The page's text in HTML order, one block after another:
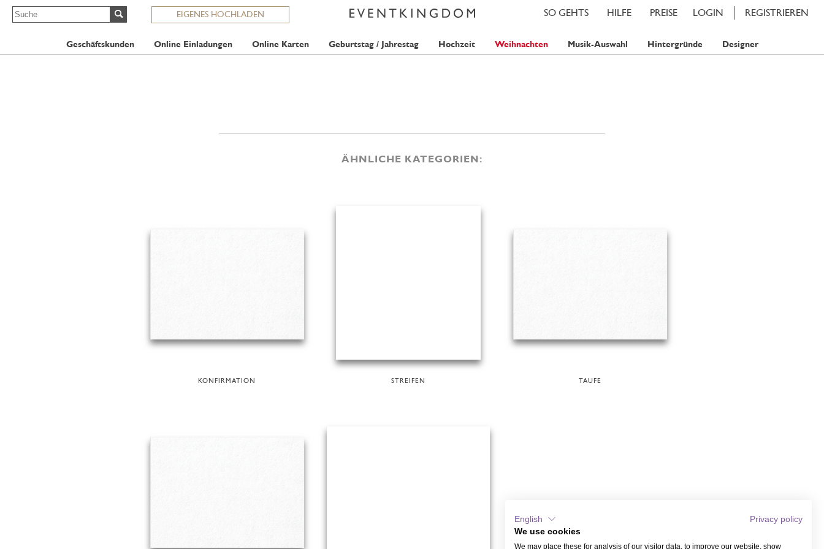
EIGENES HOCHLADEN LOGIN REGISTRIEREN
PREISE
HILFE
SO GEHTS
Geschäftskunden Online Einladungen Online Karten Geburtstag / Jahrestag Hochzeit Weihnachten Musik-Auswahl Hintergründe Designer
ÄHNLICHE KATEGORIEN:
KONFIRMATION STREIFEN TAUFE
English
Privacy policy
We use cookies
We may place these for analysis of our visitor data, to improve our website, show